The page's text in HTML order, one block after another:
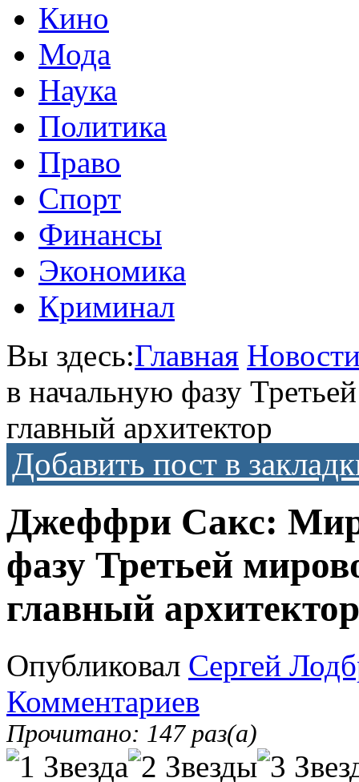
Кино
Мода
Наука
Политика
Право
Спорт
Финансы
Экономика
Криминал
Вы здесь:Главная
в начальную фазу
главный архитектор
Добавить пост в
Джеффри Сакс: Мир
фазу Третьей
главный архитектор
Опубликовал Сергей
Комментариев
Прочитано: 147 раз(а)